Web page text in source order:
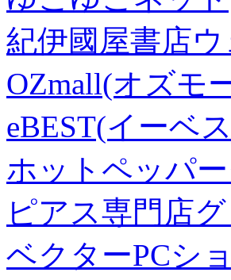
紀伊國屋書店
OZmall(オズモ
eBEST(イーベ
ホットペッパ
ピアス専門店
ベクターPCシ